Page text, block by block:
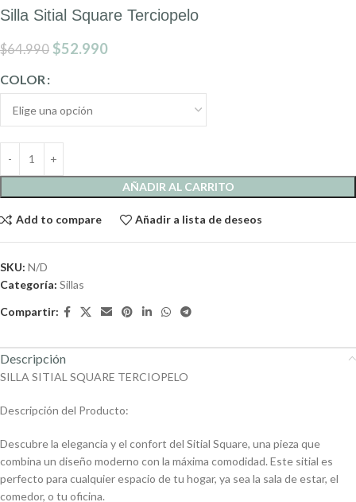
Silla Sitial Square Terciopelo
$64.990 $52.990
COLOR
AÑADIR AL CARRITO
Add to compare Añadir a lista de deseos
SKU: N/D
Categoría: Sillas
Compartir:
Descripción
SILLA SITIAL SQUARE TERCIOPELO
Descripción del Producto:
Descubre la elegancia y el confort del Sitial Square, una pieza que
combina un diseño moderno con la máxima comodidad. Este sitial es
perfecto para cualquier espacio de tu hogar, ya sea la sala de estar, el
comedor, o tu oficina.